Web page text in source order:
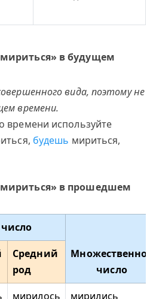
в будущем
вида, поэтому не
времени.
времени используйте
будешь мириться,
в прошедшем
Множественное
число
Средний
род
мирилось мирились